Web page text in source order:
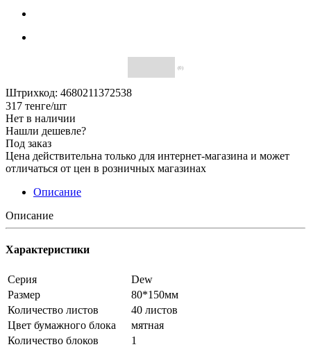
(0)
Штрихкод: 4680211372538
317 тенге/шт
Нет в наличии
Нашли дешевле?
Под заказ
Цена действительна только для интернет-магазина и может
отличаться от цен в розничных магазинах
Описание
Описание
Характеристики
Серия
Dew
Размер
80*150мм
Количество листов
40 листов
Цвет бумажного блока
мятная
Количество блоков
1